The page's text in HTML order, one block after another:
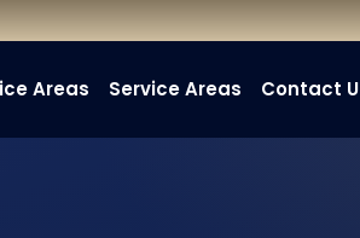
Areas Service Areas Contact